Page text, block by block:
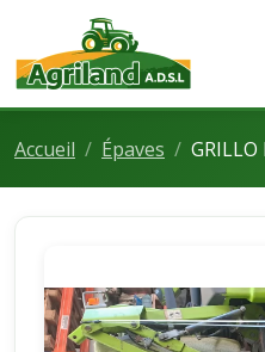
Accueil Épaves GRILLO